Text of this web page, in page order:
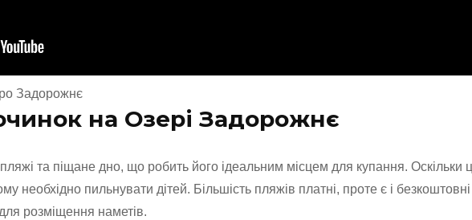
Задорожнє
на Озері Задорожнє
та піщане дно, що робить його ідеальним місцем для купання. Оскільки
необхідно пильнувати дітей. Більшість пляжів платні, проте є і безкоштовні
розміщення наметів.